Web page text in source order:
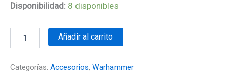
Disponibilidad: 8 disponibles
Añadir al carrito
Categorías: Accesorios, Warhammer